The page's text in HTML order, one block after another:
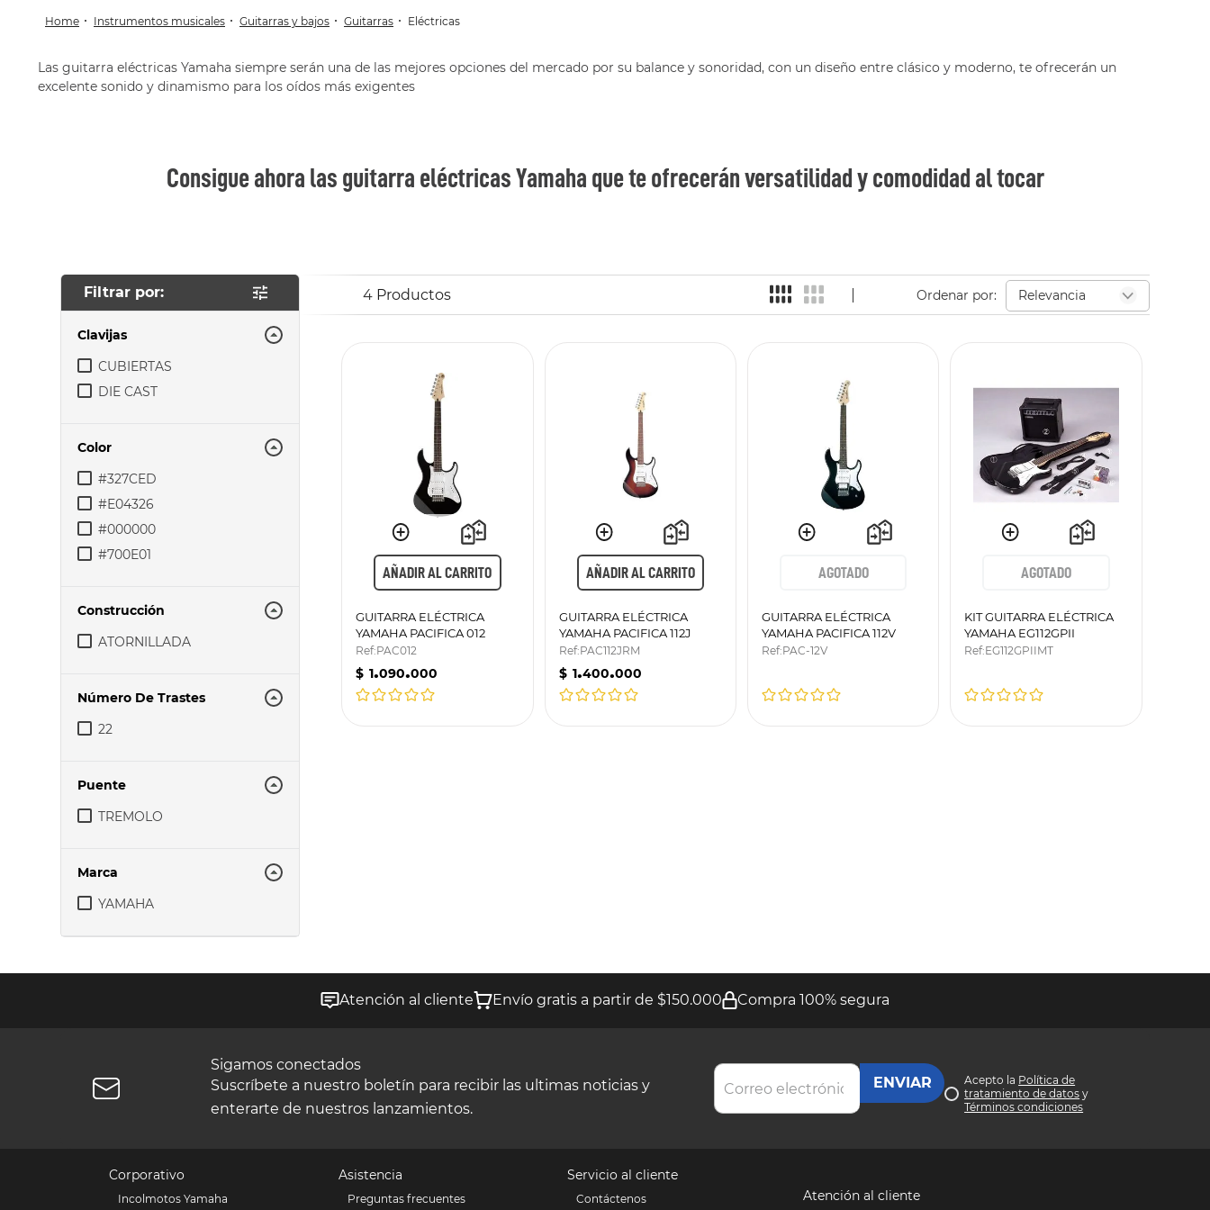
instrumentos musicales guitarras y bajos guitarras eléctricas
Las guitarra eléctricas Yamaha siempre serán una de las mejores opciones del mercado por su balance y sonoridad, con un diseño entre clásico y moderno, te ofrecerán un
excelente sonido y dinamismo para los oídos más exigentes
Consigue ahora las guitarra eléctricas Yamaha que te ofrecerán versatilidad y comodidad al tocar
Clavijas
CUBIERTAS
DIE CAST
Color
#327CED
#E04326
#000000
#700E01
Construcción
ATORNILLADA
Marca
YAMAHA
Número De Trastes
22
Puente
TREMOLO
4 Productos Relevancia
AÑADIR AL CARRITO
GUITARRA ELÉCTRICA
YAMAHA PACIFICA 012
Ref:PAC012
$ 1.090.000
AÑADIR AL CARRITO
GUITARRA ELÉCTRICA
YAMAHA PACIFICA 112J
Ref:PAC112JRM
$ 1.400.000
AGOTADO
GUITARRA ELÉCTRICA
YAMAHA PACIFICA 112V
NEGRO
Ref:PAC-12V
AGOTADO
KIT GUITARRA ELÉCTRICA
YAMAHA EG112GPII
Ref:EG112GPIIMT
Atención al cliente Envío gratis a partir de $150.000 Compra 100% segura
Sigamos conectados
Suscríbete a nuestro boletín para recibir las ultimas noticias y
enterarte de nuestros lanzamientos.
Acepto la Política de
tratamiento de datos y
Términos condiciones
Corporativo
Incolmotos Yamaha
Asistencia
Preguntas frecuentes
Servicio al cliente
Contáctenos Atención al cliente